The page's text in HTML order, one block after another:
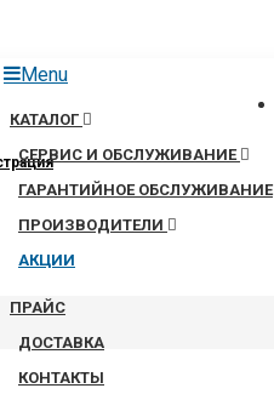
Menu
КАТАЛОГ
СЕРВИС И ОБСЛУЖИВАНИЕ
ГАРАНТИЙНОЕ ОБСЛУЖИВАНИЕ
ПРОИЗВОДИТЕЛИ
АКЦИИ
ПРАЙС
ДОСТАВКА
КОНТАКТЫ